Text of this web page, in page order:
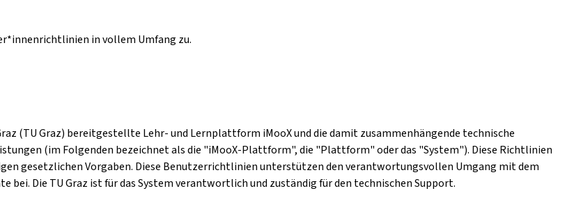
in vollem Umfang zu.
(TU Graz) bereitgestellte Lehr- und Lernplattform iMooX und die damit zusammenhängende technische
(im Folgenden bezeichnet als die "iMooX-Plattform", die "Plattform" oder das "System"). Diese Richtlinien
gesetzlichen Vorgaben. Diese Benutzerrichtlinien unterstützen den verantwortungsvollen Umgang mit dem
bei. Die TU Graz ist für das System verantwortlich und zuständig für den technischen Support.